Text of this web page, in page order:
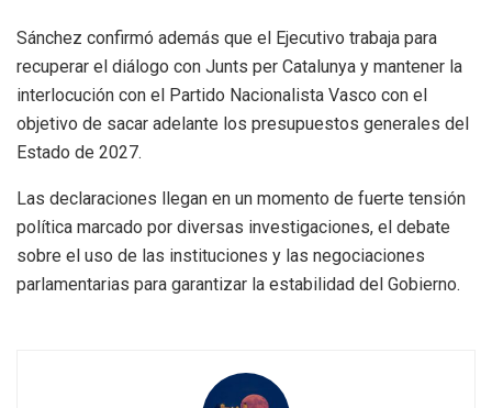
Sánchez confirmó además que el Ejecutivo trabaja para
recuperar el diálogo con Junts per Catalunya y mantener la
interlocución con el Partido Nacionalista Vasco con el
objetivo de sacar adelante los presupuestos generales del
Estado de 2027.
Las declaraciones llegan en un momento de fuerte tensión
política marcado por diversas investigaciones, el debate
sobre el uso de las instituciones y las negociaciones
parlamentarias para garantizar la estabilidad del Gobierno.